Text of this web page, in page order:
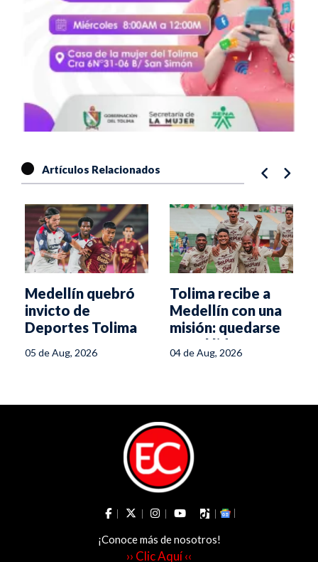
Artículos Relacionados
Medellín quebró
invicto de
Deportes Tolima
05 de Aug, 2026
Tolima recibe a
Medellín con una
misión: quedarse
con el liderato
04 de Aug, 2026
¡Conoce más de nosotros!
›› Clic Aquí ‹‹